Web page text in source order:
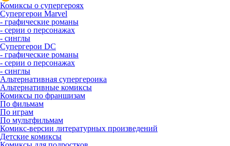
Комиксы о супергероях
Супергерои Marvel
- графические романы
- серии о персонажах
- синглы
Супергерои DC
- графические романы
- серии о персонажах
- синглы
Альтернативная супергероика
Альтернативные комиксы
Комиксы по франшизам
По фильмам
По играм
По мультфильмам
Комикс-версии литературных произведений
Детские комиксы